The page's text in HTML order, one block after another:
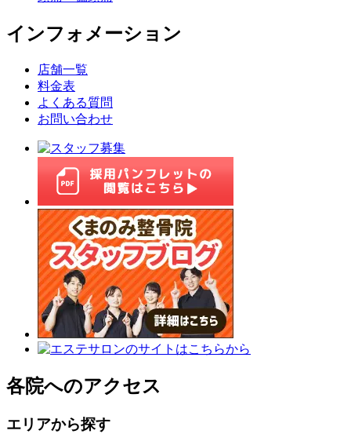
インフォメーション
店舗一覧
料金表
よくある質問
お問い合わせ
各院へのアクセス
エリアから探す